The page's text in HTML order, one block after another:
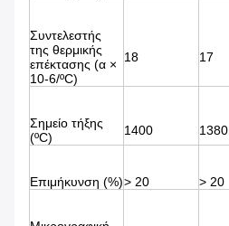
Συντελεστής
της θερμικής
επέκτασης (α ×
10-6/ºC)
18 17
Σημείο τήξης
(ºC)
1400 1380
Επιμήκυνση (%)> 20 > 20